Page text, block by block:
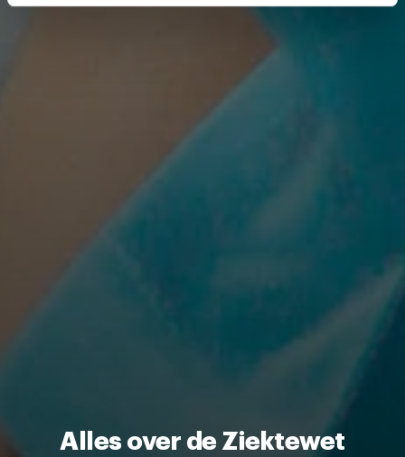
Alles over de Ziektewet